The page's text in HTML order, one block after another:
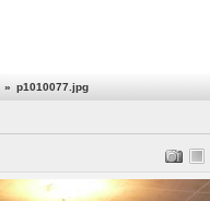
» p1010077.jpg